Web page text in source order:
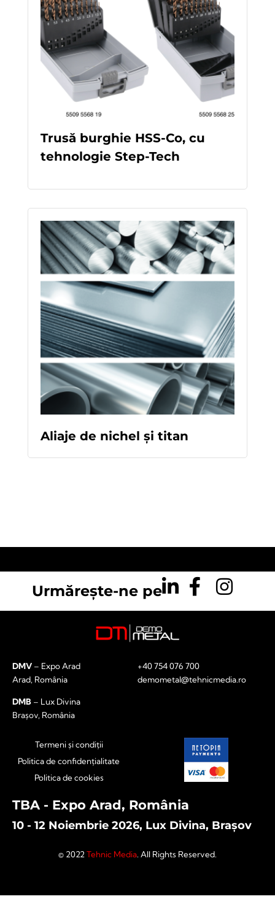
Trusă burghie HSS-Co, cu
tehnologie Step-Tech
Aliaje de nichel și titan
Urmărește-ne pe
DMV – Expo Arad
Arad, România
DMB – Lux Divina
Brașov, România
+40 754 076 700
demometal@tehnicmedia.ro
Termeni și condiții
Politica de confidențialitate
Politica de cookies
TBA - Expo Arad, România
10 - 12 Noiembrie 2026, Lux Divina, Brașov
© 2022 Tehnic Media . All Rights Reserved.